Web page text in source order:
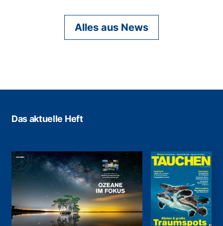
Alles aus News
Das aktuelle Heft